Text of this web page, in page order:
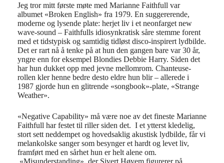
Jeg tror mitt første møte med Marianne Faithfull var
albumet «Broken English» fra 1979. En suggererende,
moderne og lysende plate: herjet liv i et neonfarget new
wave-sound – Faithfulls idiosynkratisk såre stemme forent
med et tidstypisk og samtidig tidløst disco-inspirert lydbilde.
Det er rart nå å tenke på at hun den gangen bare var 30 år,
yngre enn for eksempel Blondies Debbie Harry. Siden det
har hun dukket opp med jevne mellomrom. Chanteuse-
rollen kler henne bedre desto eldre hun blir – allerede i
1987 gjorde hun en glitrende «songbook»-plate, «Strange
Weather».
«Negative Capability» må være noe av det fineste Marianne
Faithfull har festet til riller siden det. I et ytterst kledelig,
stort sett neddempet og hovedsaklig akustisk lydbilde, får vi
melankolske sanger som besynger et hardt og levet liv,
framført med en sårhet hun er helt alene om.
«Misunderstanding», der Sivert Høyem figurerer på